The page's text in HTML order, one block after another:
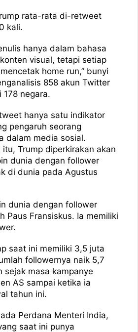
rata-rata di-retweet
kali.
hanya dalam bahasa
visual, tetapi setiap
home run,” bunyi
858 akun Twitter
178 negara.
hanya satu indikator
pengaruh seorang
dalam media sosial.
Trump diperkirakan akan
dunia dengan follower
di dunia pada Agustus
dunia dengan follower
Paus Fransiskus. Ia memiliki
saat ini memiliki 3,5 juta
followernya naik 5,7
sejak masa kampanye
AS sampai ketika ia
tahun ini.
Perdana Menteri India,
saat ini punya